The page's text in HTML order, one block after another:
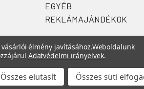
EGYÉB
REKLÁMAJÁNDÉKOK
©2026Zefi.
élmény javításához.Weboldalunk
Adatvédelmi irányelvek.
Összes elutasít Összes süti